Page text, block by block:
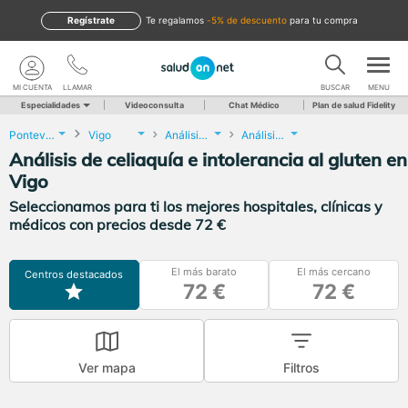
te regalamos -5% de descuento para tu compra
Regístrate
LLAMAR
MI CUENTA BUSCAR MENU
Especialidades Videoconsulta Chat Médico Plan de salud Fidelity
Pontevedra Vigo Análisis Clínicos Análisis de celiaquía e intolerancia al gluten
Análisis de celiaquía e intolerancia al gluten en
Vigo
Seleccionamos para ti los mejores hospitales, clínicas y
médicos con precios desde 72 €
Centros destacados El más barato
72 €
El más cercano
72 €
Ver mapa Filtros